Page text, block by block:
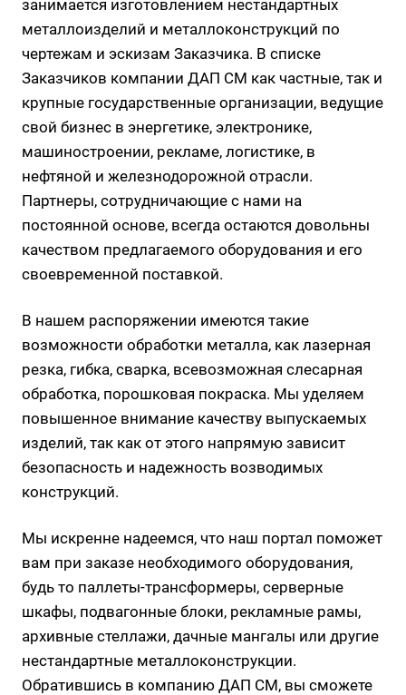
занимается изготовлением нестандартных
металлоизделий и металлоконструкций по
чертежам и эскизам Заказчика. В списке
Заказчиков компании ДАП СМ как частные, так и
крупные государственные организации, ведущие
свой бизнес в энергетике, электронике,
машиностроении, рекламе, логистике, в
нефтяной и железнодорожной отрасли.
Партнеры, сотрудничающие с нами на
постоянной основе, всегда остаются довольны
качеством предлагаемого оборудования и его
своевременной поставкой.
В нашем распоряжении имеются такие
возможности обработки металла, как лазерная
резка, гибка, сварка, всевозможная слесарная
обработка, порошковая покраска. Мы уделяем
повышенное внимание качеству выпускаемых
изделий, так как от этого напрямую зависит
безопасность и надежность возводимых
конструкций.
Мы искренне надеемся, что наш портал поможет
вам при заказе необходимого оборудования,
будь то паллеты-трансформеры, серверные
шкафы, подвагонные блоки, рекламные рамы,
архивные стеллажи, дачные мангалы или другие
нестандартные металлоконструкции.
Обратившись в компанию ДАП СМ, вы сможете